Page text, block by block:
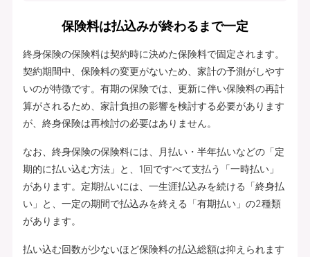
保険料は払込みが終わるまで一定
終身保険の保険料は契約時に決めた保険料で固定されます。
契約期間中、保険料の変更がないため、家計の予測がしやす
いのが特徴です。有期の保険では、更新に伴い保険料の再計
算がされるため、家計負担の影響を検討する必要があります
が、終身保険は再検討の必要はありません。
なお、終身保険の保険料には、月払い・半年払いなどの「定
期的に払い込む方法」と、1回ですべて支払う「一時払い」
があります。定期払いには、一生涯払込みを続ける「終身払
い」と、一定の期間で払込みを終える「有期払い」の2種類
があります。
払い込む回数が少ないほど保険料の払込総額は抑えられます